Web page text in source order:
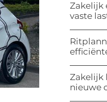
Zakelijk
vaste
Zakelijk
nieuwe